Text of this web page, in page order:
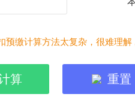
预缴计算方法太复杂，很难理解
算 重置